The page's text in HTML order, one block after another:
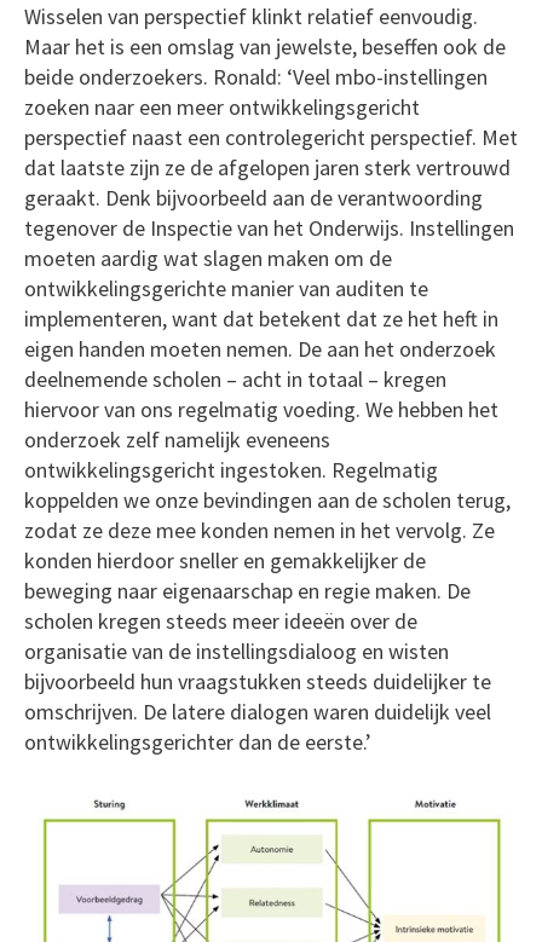
Wisselen van perspectief klinkt relatief eenvoudig.
Maar het is een omslag van jewelste, beseffen ook de
beide onderzoekers. Ronald: ‘Veel mbo-instellingen
zoeken naar een meer ontwikkelingsgericht
perspectief naast een controlegericht perspectief. Met
dat laatste zijn ze de afgelopen jaren sterk vertrouwd
geraakt. Denk bijvoorbeeld aan de verantwoording
tegenover de Inspectie van het Onderwijs. Instellingen
moeten aardig wat slagen maken om de
ontwikkelingsgerichte manier van auditen te
implementeren, want dat betekent dat ze het heft in
eigen handen moeten nemen. De aan het onderzoek
deelnemende scholen – acht in totaal – kregen
hiervoor van ons regelmatig voeding. We hebben het
onderzoek zelf namelijk eveneens
ontwikkelingsgericht ingestoken. Regelmatig
koppelden we onze bevindingen aan de scholen terug,
zodat ze deze mee konden nemen in het vervolg. Ze
konden hierdoor sneller en gemakkelijker de
beweging naar eigenaarschap en regie maken. De
scholen kregen steeds meer ideeën over de
organisatie van de instellingsdialoog en wisten
bijvoorbeeld hun vraagstukken steeds duidelijker te
omschrijven. De latere dialogen waren duidelijk veel
ontwikkelingsgerichter dan de eerste.’